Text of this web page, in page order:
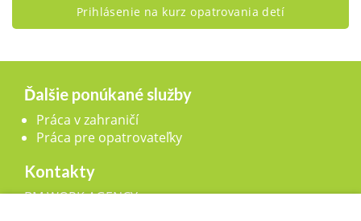
Prihlásenie na kurz opatrovania detí
Ďalšie ponúkané služby
Práca v zahraničí
Práca pre opatrovateľky
Kontakty
BM WORK AGENCY, s.r.o.,